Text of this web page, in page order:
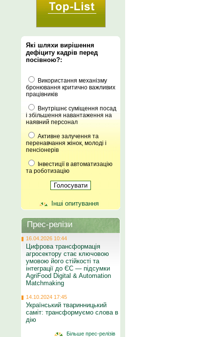
Які шляхи вирішення
дефіциту кадрів перед
посівною?:
Використання механізму
бронювання критично важливих
працівників
Внутрішнє суміщення посад
і збільшення навантаження на
наявний персонал
Активне залучення та
перенавчання жінок, молоді і
пенсіонерів
Інвестиції в автоматизацію
та роботизацію
Інші опитування
Прес-релізи
16.04.2026 10:44
Цифрова трансформація
агросектору стає ключовою
умовою його стійкості та
інтеграції до ЄС — підсумки
AgriFood Digital & Automation
Matchmaking
14.10.2024 17:45
Український тваринницький
саміт: трансформуємо слова в
дію
Більше прес-релізів